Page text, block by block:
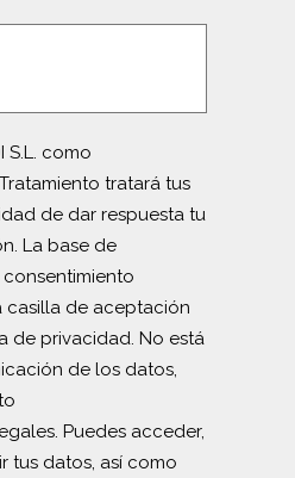
S.L. como
tratará tus
de dar respuesta tu
La base de
casilla de aceptación
de privacidad. No está
de los datos,
Puedes acceder,
tus datos, así como